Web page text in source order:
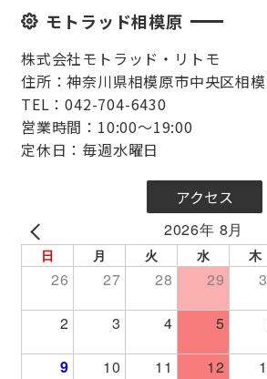
モトラッド相模原
株式会社モトラッド・リトモ
住所：神奈川県相模原市中央区相
TEL：042-704-6430
営業時間：10:00～19:00
定休日：毎週水曜日
アクセス
2026年 8月
日 月 火 水 木
26 27 28 29
2 3 4 5
9 10 11 12